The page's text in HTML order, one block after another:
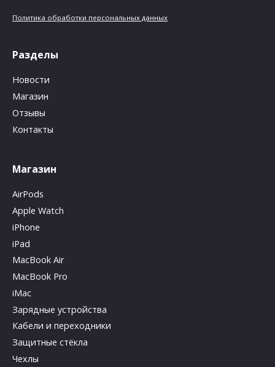
Политика обработки персональных данных
Разделы
Новости
Магазин
Отзывы
Контакты
Магазин
AirPods
Apple Watch
iPhone
iPad
MacBook Air
MacBook Pro
iMac
Зарядные устройства
Кабели и переходники
Защитные стёкла
Чехлы